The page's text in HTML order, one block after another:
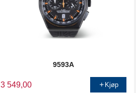
9593A
3 549,00 Kjøp